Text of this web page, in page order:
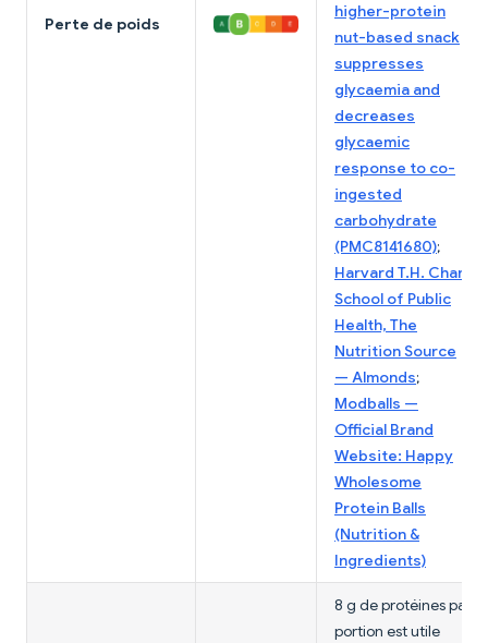
Perte de poids
higher-protein
nut-based snack
suppresses
glycaemia and
decreases
glycaemic
response to co-
ingested
carbohydrate
(PMC8141680);
Harvard T.H. Chan
School of Public
Health, The
Nutrition Source
— Almonds;
Modballs —
Official Brand
Website: Happy
Wholesome
Protein Balls
(Nutrition &
Ingredients)
8 g de protéines par
portion est utile